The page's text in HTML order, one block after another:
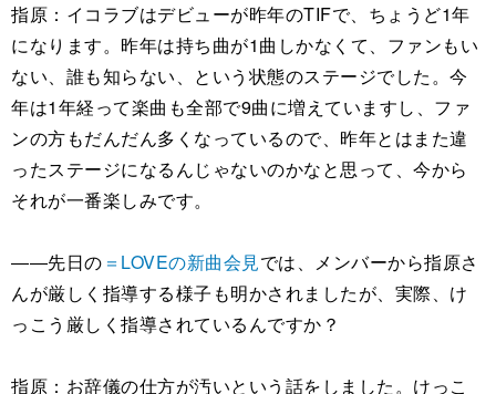
指原：イコラブはデビューが昨年のTIFで、ちょうど1年
になります。昨年は持ち曲が1曲しかなくて、ファンもい
ない、誰も知らない、という状態のステージでした。今
年は1年経って楽曲も全部で9曲に増えていますし、ファ
ンの方もだんだん多くなっているので、昨年とはまた違
ったステージになるんじゃないのかなと思って、今から
それが一番楽しみです。
――先日の ＝LOVEの新曲会見では、メンバーから指原さ
んが厳しく指導する様子も明かされましたが、実際、け
っこう厳しく指導されているんですか？
指原：お辞儀の仕方が汚いという話をしました。けっこ